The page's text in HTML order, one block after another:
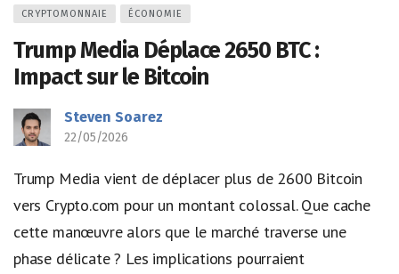
CRYPTOMONNAIE ÉCONOMIE
Trump Media Déplace 2650 BTC :
Impact sur le Bitcoin
Steven Soarez
22/05/2026
Trump Media vient de déplacer plus de 2600 Bitcoin
vers Crypto.com pour un montant colossal. Que cache
cette manœuvre alors que le marché traverse une
phase délicate ? Les implications pourraient